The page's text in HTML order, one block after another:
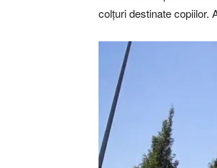
colțuri destinate copiilor.